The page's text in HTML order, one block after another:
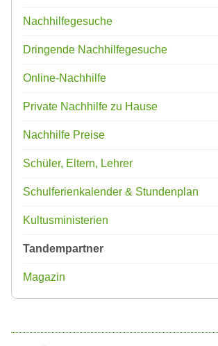
Nachhilfegesuche
Dringende Nachhilfegesuche
Online-Nachhilfe
Private Nachhilfe zu Hause
Nachhilfe Preise
Schüler, Eltern, Lehrer
Schulferienkalender & Stundenplan
Kultusministerien
Tandempartner
Magazin